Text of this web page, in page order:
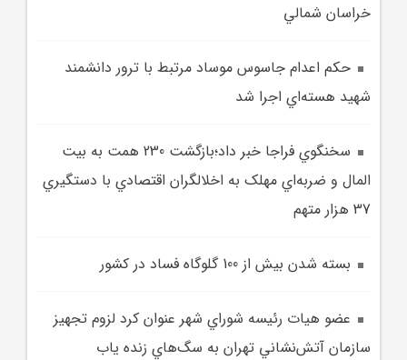
خراسان شمالي
حکم اعدام جاسوس موساد مرتبط با ترور دانشمند
شهيد هسته‌اي اجرا شد
سخنگوي فراجا خبر داد؛بازگشت 230 همت به بيت
المال و ضربه‌اي مهلک به اخلالگران اقتصادي با دستگيري
37 هزار متهم
بسته شدن بيش از 100 گلوگاه فساد در کشور
عضو هيات رئيسه شوراي شهر عنوان کرد لزوم تجهيز
سازمان آتش‌نشاني تهران به سگ‌هاي زنده ياب